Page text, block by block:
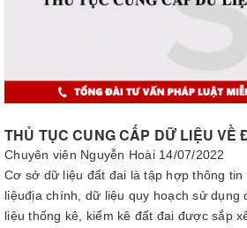
THỦ TỤC CUNG CẤP DỮ LIỆU VỀ
Chuyên viên Nguyễn Hoài 14/07/2022
Cơ sở dữ liệu đất đai là tập hợp thông
liệuđịa chính, dữ liệu quy hoạch sử dụng
liệu thống kê, kiểm kê đất đai được sắp